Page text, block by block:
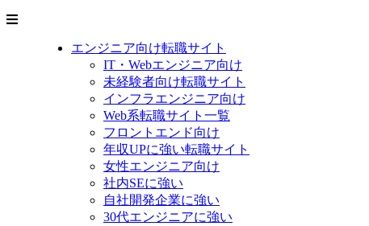
エンジニア向け転職サイト
IT・Webエンジニア向け
未経験者向け転職サイト
インフラエンジニア向け
Web系転職サイト一覧
フロントエンド向け
年収UPに強い転職サイト
女性エンジニア向け
社内SEに強い
自社開発企業に強い
30代エンジニアに強い